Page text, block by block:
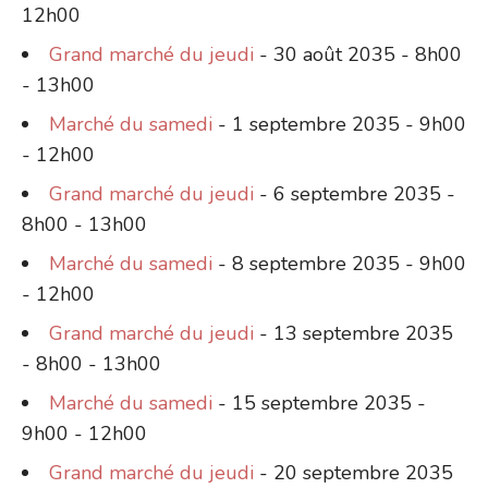
12h00
Grand marché du jeudi - 30 août 2035 - 8h00
- 13h00
Marché du samedi - 1 septembre 2035 - 9h00
- 12h00
Grand marché du jeudi - 6 septembre 2035 -
8h00 - 13h00
Marché du samedi - 8 septembre 2035 - 9h00
- 12h00
Grand marché du jeudi - 13 septembre 2035
- 8h00 - 13h00
Marché du samedi - 15 septembre 2035 -
9h00 - 12h00
Grand marché du jeudi - 20 septembre 2035